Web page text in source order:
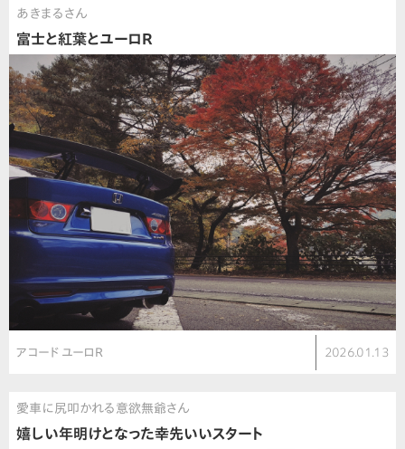
あきまるさん
富士と紅葉とユーロR
アコード ユーロR 2026.01.13
愛車に尻叩かれる意欲無爺さん
嬉しい年明けとなった幸先いいスタート